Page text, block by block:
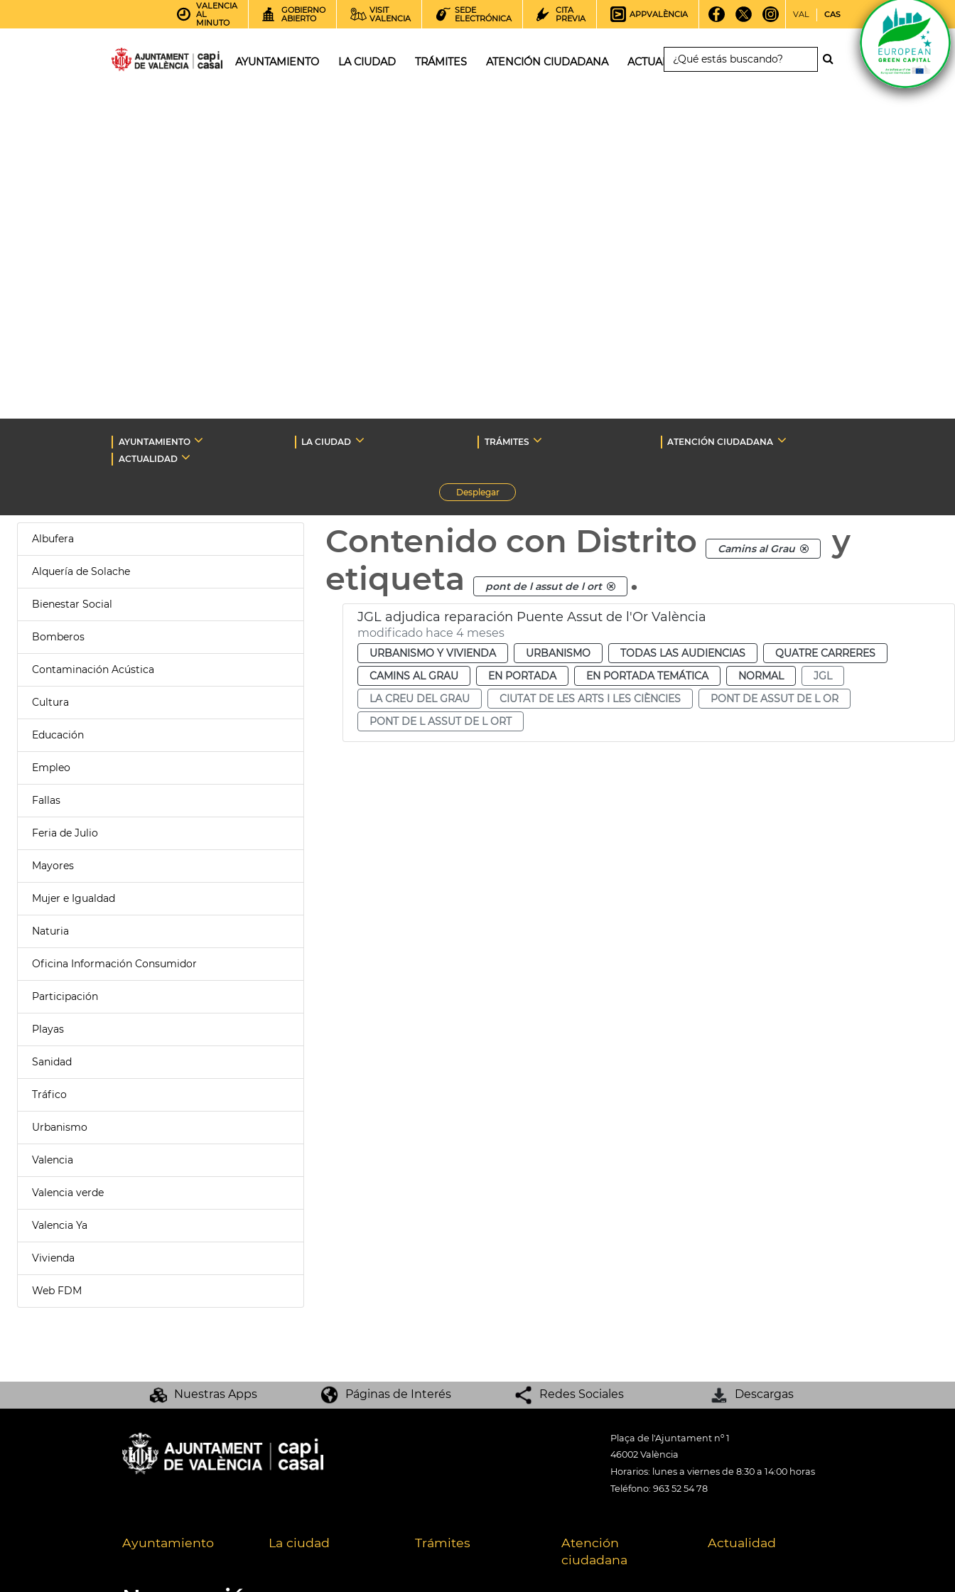
VALENCIA
AL
MINUTO
GOBIERNO
ABIERTO
VISIT
VALENCIA
SEDE
ELECTRÓNICA
CITA
PREVIA
APPVALÈNCIA VAL CAS
AYUNTAMIENTO LA CIUDAD TRÁMITES ATENCIÓN CIUDADANA ACTUALIDAD
AYUNTAMIENTO LA CIUDAD TRÁMITES
ATENCIÓN CIUDADANA
ACTUALIDAD
Desplegar
Albufera
Alquería de Solache
Bienestar Social
Bomberos
Contaminación Acústica
Cultura
Educación
Empleo
Fallas
Feria de Julio
Mayores
Mujer e Igualdad
Naturia
Oficina Información Consumidor
Participación
Playas
Sanidad
Tráfico
Urbanismo
Valencia
Valencia verde
Valencia Ya
Vivienda
Web FDM
Contenido con Distrito Camins al Grau
y
etiqueta
pont de l assut de l ort .
JGL adjudica reparación Puente Assut de l'Or València
modificado hace 4 meses
URBANISMO Y VIVIENDA URBANISMO TODAS LAS AUDIENCIAS
QUATRE CARRERES
CAMINS AL GRAU
EN PORTADA EN PORTADA TEMÁTICA NORMAL
JGL
LA CREU DEL GRAU
CIUTAT DE LES ARTS I LES CIÈNCIES
PONT DE ASSUT DE L OR
PONT DE L ASSUT DE L ORT
Nuestras Apps Páginas de Interés Redes Sociales Descargas
Plaça de l'Ajuntament nº 1
46002 València
Horarios: lunes a viernes de 8:30 a 14:00 horas
Teléfono: 963 52 54 78
Ayuntamiento La ciudad Trámites
Atención
ciudadana
Actualidad